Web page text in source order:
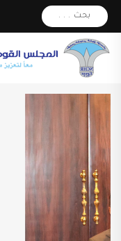
بحث . . .